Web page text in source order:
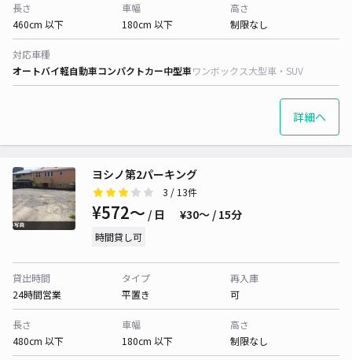
長さ
460cm 以下
車幅
180cm 以下
高さ
制限なし
対応車種
オートバイ軽自動車コンパクトカー中型車ワンボックス大型車・SUV
詳細へ
ヨシノ第2パーキング
3 / 13件
¥572〜 / 日 ¥30〜 / 15分
時間貸し可
貸出時間
24時間営業
タイプ
平置き
再入庫
可
長さ
480cm 以下
車幅
180cm 以下
高さ
制限なし